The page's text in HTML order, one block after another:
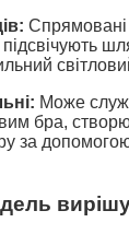
Спрямовані
підсвічують
Може
бра,
за